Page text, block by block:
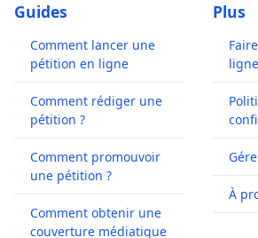
Guides
Comment lancer une
pétition en ligne
Comment rédiger une
pétition ?
Comment promouvoir
une pétition ?
Comment obtenir une
couverture médiatique
Plus
ligne
À